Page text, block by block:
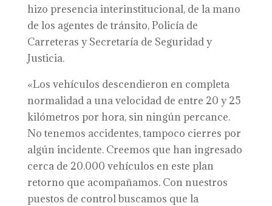
hizo presencia interinstitucional, de la mano
de los agentes de tránsito, Policía de
Carreteras y Secretaría de Seguridad y
Justicia.
«Los vehículos descendieron en completa
normalidad a una velocidad de entre 20 y 25
kilómetros por hora, sin ningún percance.
No tenemos accidentes, tampoco cierres por
algún incidente. Creemos que han ingresado
cerca de 20.000 vehículos en este plan
retorno que acompañamos. Con nuestros
puestos de control buscamos que la